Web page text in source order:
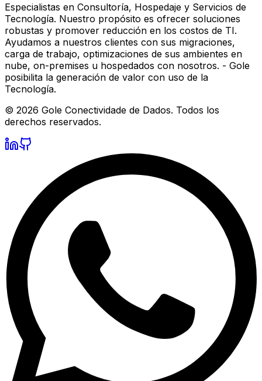
Especialistas en Consultoría, Hospedaje y Servicios de
Tecnología. Nuestro propósito es ofrecer soluciones
robustas y promover reducción en los costos de TI.
Ayudamos a nuestros clientes con sus migraciones,
carga de trabajo, optimizaciones de sus ambientes en
nube, on-premises u hospedados con nosotros. - Gole
posibilita la generación de valor con uso de la
Tecnología.
© 2026 Gole Conectividade de Dados. Todos los
derechos reservados.